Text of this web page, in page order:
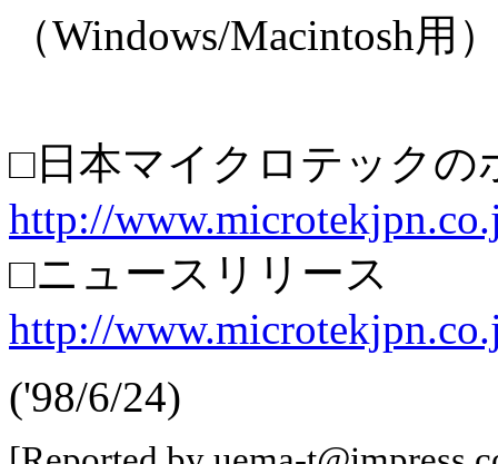
（Windows/Macintosh
□日本マイクロテックの
http://
□ニュースリリース
http://
('98/6/24)